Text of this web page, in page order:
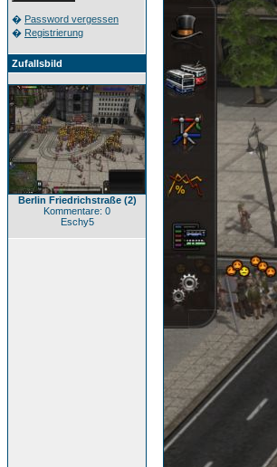
� Password vergessen
� Registrierung
Zufallsbild
Berlin Friedrichstraße (2)
Kommentare: 0
Eschy5